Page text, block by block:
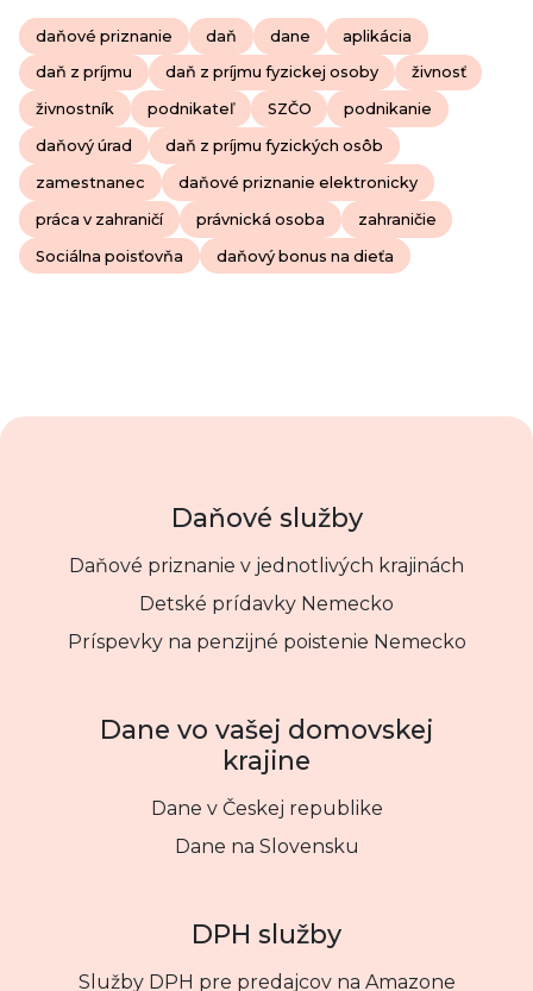
daňové priznanie daň dane aplikácia
daň z príjmu daň z príjmu fyzickej osoby živnosť
živnostník podnikateľ SZČO podnikanie
daňový úrad daň z príjmu fyzických osôb
zamestnanec daňové priznanie elektronicky
práca v zahraničí právnická osoba zahraničie
Sociálna poisťovňa daňový bonus na dieťa
Daňové služby
Daňové priznanie v jednotlivých krajinách
Detské prídavky Nemecko
Príspevky na penzijné poistenie Nemecko
Dane vo vašej domovskej
krajine
Dane v Českej republike
Dane na Slovensku
DPH služby
Služby DPH pre predajcov na Amazone